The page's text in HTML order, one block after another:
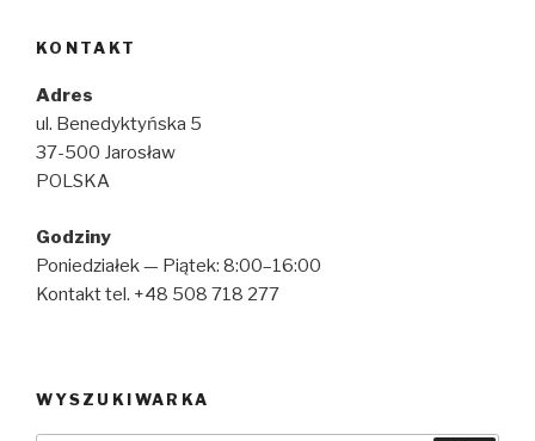
KONTAKT
Adres
ul. Benedyktyńska 5
37-500 Jarosław
POLSKA
Godziny
Poniedziałek — Piątek: 8:00–16:00
Kontakt tel. +48 508 718 277
WYSZUKIWARKA